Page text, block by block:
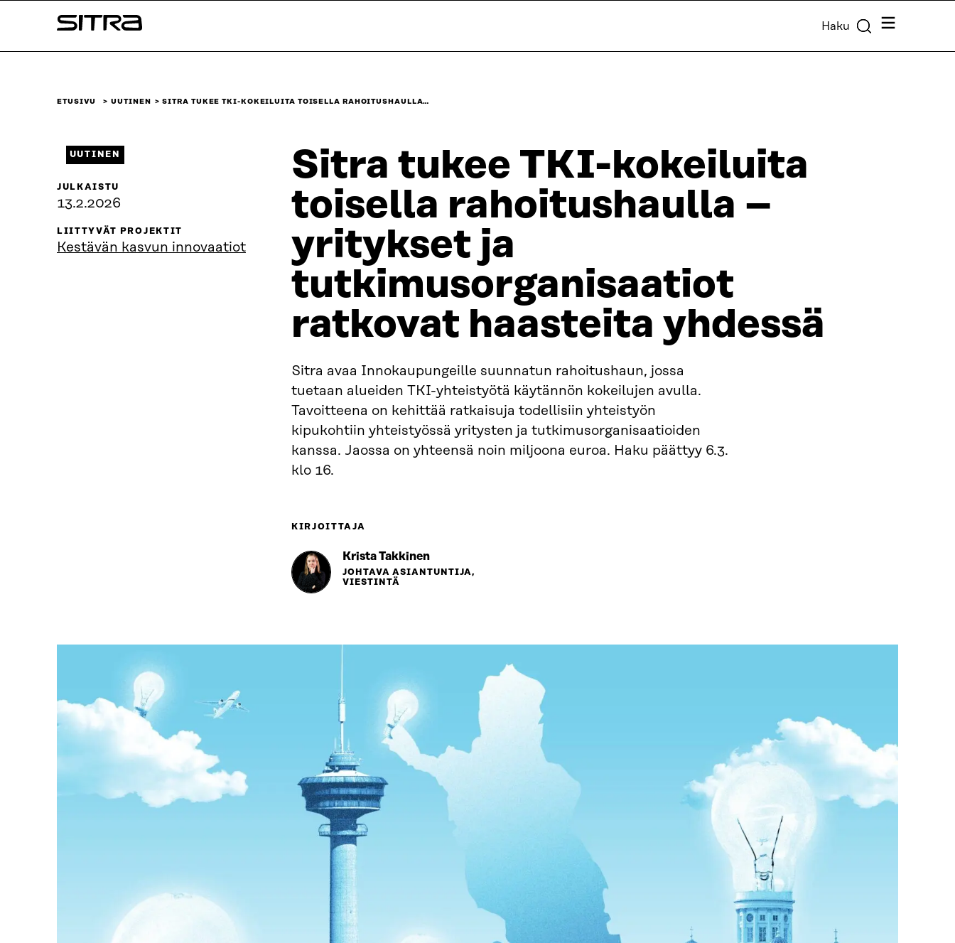
sisältöön
Sitra Haku Valikko
ETUSIVU UUTINEN SITRA TUKEE TKI-KOKEILUITA TOISELLA RAHOITUSHAULLA…
Sitra tukee TKI-kokeiluita
toisella rahoitushaulla –
yritykset ja
tutkimusorganisaatiot
ratkovat haasteita yhdessä
Sitra avaa Innokaupungeille suunnatun rahoitushaun, jossa
tuetaan alueiden TKI-yhteistyötä käytännön kokeilujen avulla.
Tavoitteena on kehittää ratkaisuja todellisiin yhteistyön
kipukohtiin yhteistyössä yritysten ja tutkimusorganisaatioiden
kanssa. Jaossa on yhteensä noin miljoona euroa. Haku päättyy 6.3.
klo 16.
KIRJOITTAJA
Krista Takkinen
JOHTAVA ASIANTUNTIJA,
VIESTINTÄ
UUTINEN
JULKAISTU
13.2.2026
LIITTYVÄT PROJEKTIT
Kestävän kasvun innovaatiot